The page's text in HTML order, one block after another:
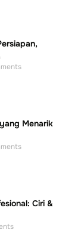
Menarik
Ciri &